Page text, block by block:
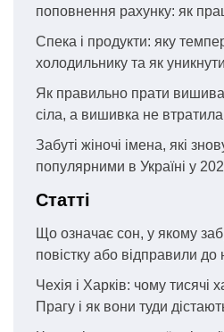
поповнення рахунку: як
Спека і продукти: яку
холодильнику та як
Як правильно прати
сіла, а вишивка не втратила
Забуті жіночі імена, які
популярними в Україні у
Статті
Що означає сон, у якому
повістку або відправили
Чехія і Харків: чому тисячі
Прагу і як вони туди